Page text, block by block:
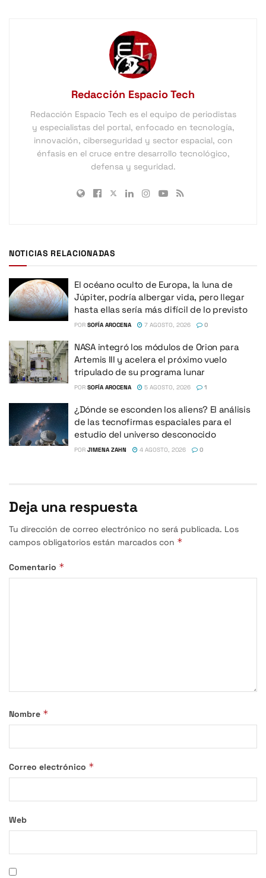
Redacción Espacio Tech
Redacción Espacio Tech es el equipo de periodistas
y especialistas del portal, enfocado en tecnología,
innovación, ciberseguridad y sector espacial, con
énfasis en el cruce entre desarrollo tecnológico,
defensa y seguridad.
NOTICIAS RELACIONADAS
El océano oculto de Europa, la luna de
Júpiter, podría albergar vida, pero llegar
hasta ellas sería más difícil de lo previsto
POR SOFÍA AROCENA 7 AGOSTO, 2026 0
NASA integró los módulos de Orion para
Artemis III y acelera el próximo vuelo
tripulado de su programa lunar
POR SOFÍA AROCENA 5 AGOSTO, 2026 1
¿Dónde se esconden los aliens? El análisis
de las tecnofirmas espaciales para el
estudio del universo desconocido
POR JIMENA ZAHN 4 AGOSTO, 2026 0
Deja una respuesta
Tu dirección de correo electrónico no será publicada. Los
campos obligatorios están marcados con *
Comentario *
Nombre *
Correo electrónico *
Web